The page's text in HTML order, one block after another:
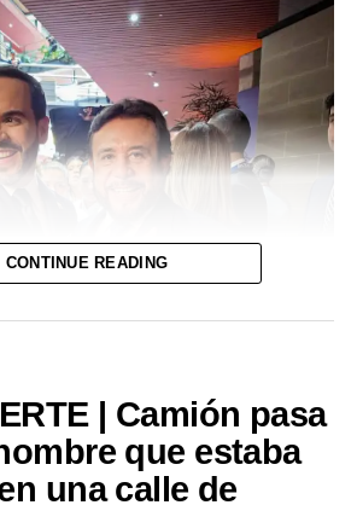
CONTINUE READING
| Camión pasa
que estaba
una calle de